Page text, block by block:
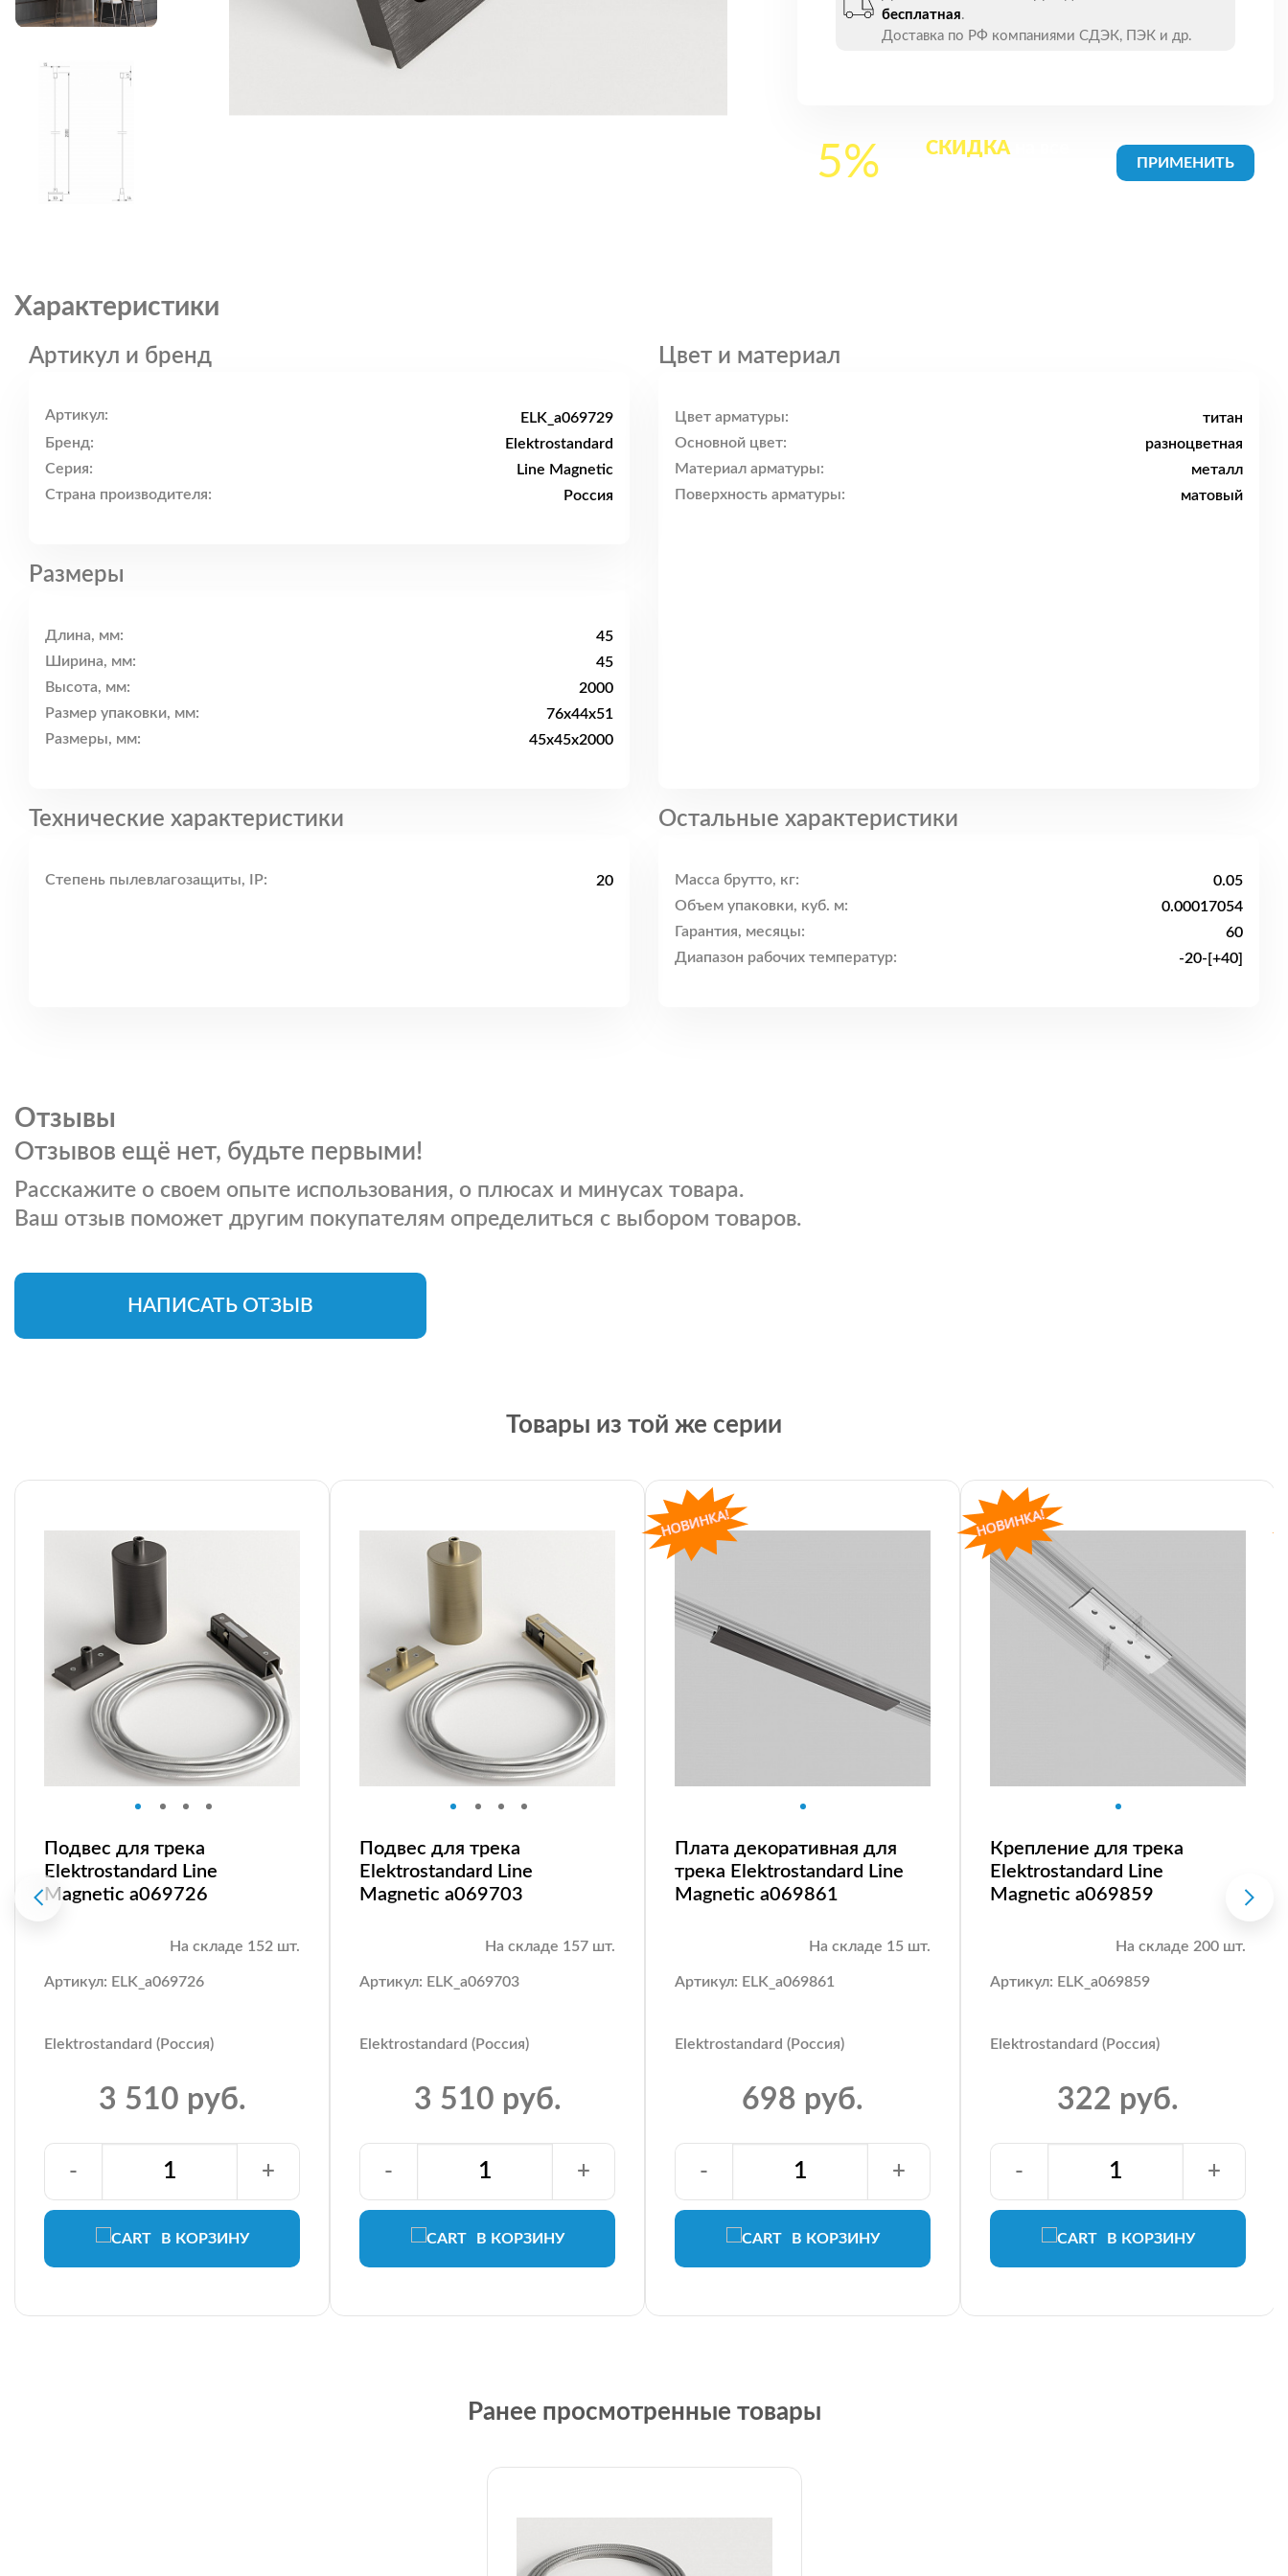
бесплатная.
Доставка по РФ компаниями СДЭК, ПЭК и др.
5% СКИДКА
Характеристики
Артикул и бренд
Артикул:
ELK_a069729
Бренд:
Elektrostandard
Серия:
Line Magnetic
Страна производителя:
Россия
Размеры
Длина, мм:
45
Ширина, мм:
45
Высота, мм:
2000
Размер упаковки, мм:
76x44x51
Размеры, мм:
45x45x2000
Цвет и материал
Цвет арматуры:
титан
Основной цвет:
разноцветная
Материал арматуры:
металл
Поверхность арматуры:
матовый
Технические характеристики
Степень пылевлагозащиты, IP: 20
Остальные характеристики
Масса брутто, кг:
0.05
Объем упаковки, куб. м:
0.00017054
Гарантия, месяцы:
60
Диапазон рабочих температур:
-20-[+40]
Отзывы
Отзывов ещё нет, будьте первыми!
Расскажите о своем опыте использования, о плюсах и минусах товара.
Ваш отзыв поможет другим покупателям определиться с выбором товаров.
НАПИСАТЬ ОТЗЫВ
Товары из той же серии
Подвес для трека
Elektrostandard Line
Magnetic a069726
На складе 152 шт.
Артикул: ELK_a069726
Elektrostandard (Россия)
3 510 руб.
В КОРЗИНУ
- +
Подвес для трека
Elektrostandard Line
Magnetic a069703
На складе 157 шт.
Артикул: ELK_a069703
Elektrostandard (Россия)
3 510 руб.
В КОРЗИНУ
- +
Плата декоративная для
трека Elektrostandard Line
Magnetic a069861
На складе 15 шт.
Артикул: ELK_a069861
Elektrostandard (Россия)
698 руб.
В КОРЗИНУ
- +
Крепление для трека
Elektrostandard Line
Magnetic a069859
На складе 200 шт.
Артикул: ELK_a069859
Elektrostandard (Россия)
322 руб.
В КОРЗИНУ
- +
Ранее просмотренные товары